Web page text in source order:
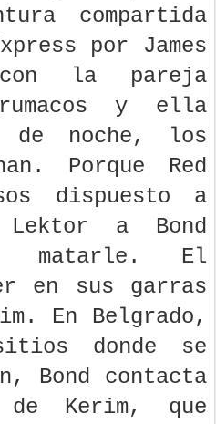
compartida
por James
la pareja
y ella
de noche, los
Porque Red
dispuesto a
a Bond
matarle. El
en sus garras
En Belgrado,
donde se
Bond contacta
Kerim, que